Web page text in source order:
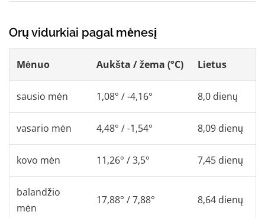
Orų vidurkiai pagal mėnesį
Mėnuo Aukšta / žema (°C) Lietus
sausio mėn 1,08° / -4,16° 8,0 dienų
vasario mėn 4,48° / -1,54° 8,09 dienų
kovo mėn 11,26° / 3,5° 7,45 dienų
balandžio
mėn
17,88° / 7,88° 8,64 dienų